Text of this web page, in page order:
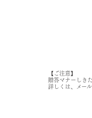
【ご注意】
贈答マナーしき
詳しくは、メー